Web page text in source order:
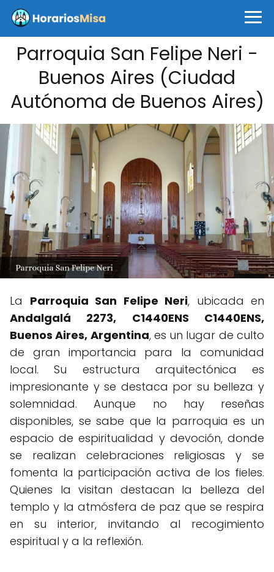
Parroquia San Felipe Neri -
Buenos Aires (Ciudad
Autónoma de Buenos Aires)
La Parroquia San Felipe Neri, ubicada en
Andalgalá 2273, C1440ENS C1440ENS,
Buenos Aires, Argentina, es un lugar de culto
de gran importancia para la comunidad
local. Su estructura arquitectónica es
impresionante y se destaca por su belleza y
solemnidad. Aunque no hay reseñas
disponibles, se sabe que la parroquia es un
espacio de espiritualidad y devoción, donde
se realizan celebraciones religiosas y se
fomenta la participación activa de los fieles.
Quienes la visitan destacan la belleza del
templo y la atmósfera de paz que se respira
en su interior, invitando al recogimiento
espiritual y a la reflexión.